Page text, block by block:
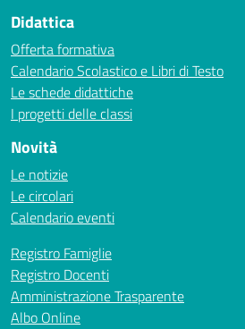
Didattica
Offerta formativa
Calendario Scolastico e Libri di Testo
Le schede didattiche
I progetti delle classi
Novità
Le notizie
Le circolari
Calendario eventi
Registro Famiglie
Registro Docenti
Amministrazione Trasparente
Albo Online